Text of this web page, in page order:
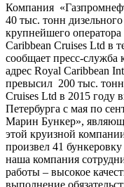
Компания
40 тыс. тонн
крупнейшего
Caribbean Cruises Ltd в
сообщает пресс-
адрес Royal Caribbean
превысил 200 тыс.
Cruises Ltd в 2015 году
Петербурга с мая по
Марин Бункер»,
этой круизной
произвел 41
наша компания
работы – высокое
выполнение